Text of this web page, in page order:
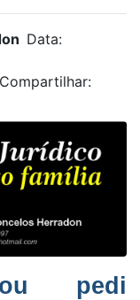
Data:
Compartilhar:
pedi